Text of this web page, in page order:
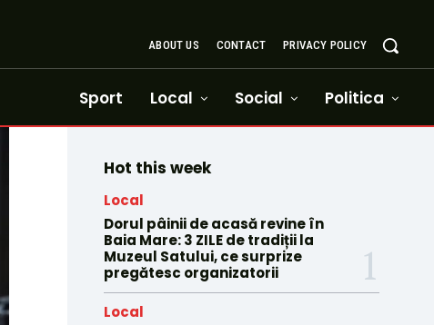
ABOUT US CONTACT PRIVACY POLICY
Sport Local Social Politica
Hot this week
Local
Dorul pâinii de acasă revine în
Baia Mare: 3 ZILE de tradiții la
Muzeul Satului, ce surprize
pregătesc organizatorii
Local